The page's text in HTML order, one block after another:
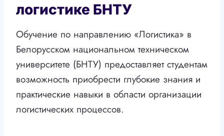
логистике БНТУ
Обучение по направлению «Логистика» в
Белорусском национальном техническом
университете (БНТУ) предоставляет студентам
возможность приобрести глубокие знания и
практические навыки в области организации
логистических процессов.